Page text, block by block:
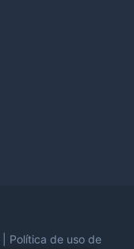
Política de uso de